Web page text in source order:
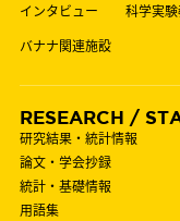
インタビュー
科学実
バナナ関連施設
RESEARCH /
研究結果・統計情報
論文・学会抄録
統計・基礎情報
用語集